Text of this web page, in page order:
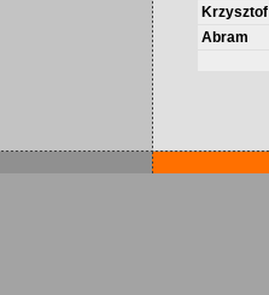
Krzysztof
Abram